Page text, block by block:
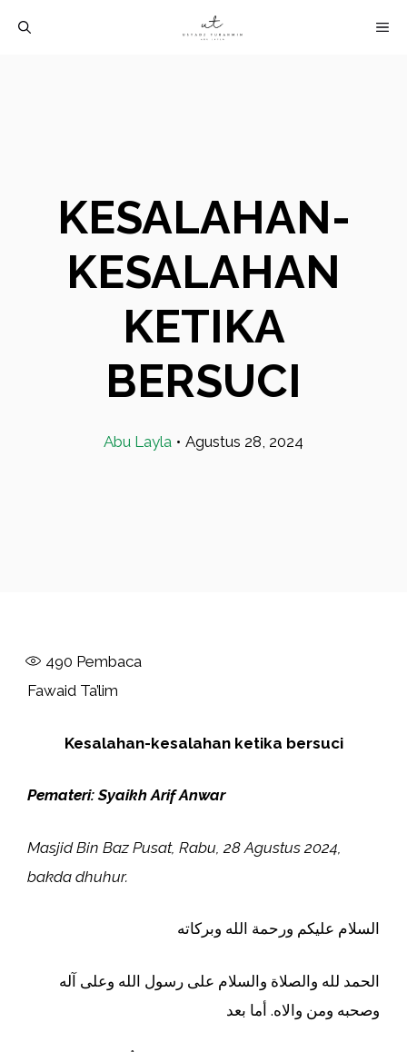
KESALAHAN-
KESALAHAN
KETIKA
BERSUCI
Abu Layla • Agustus 28, 2024
490 Pembaca
Fawaid Ta’lim
Kesalahan-kesalahan ketika bersuci
Pemateri: Syaikh Arif Anwar
Masjid Bin Baz Pusat, Rabu, 28 Agustus 2024,
bakda dhuhur.
السلام عليكم ورحمة الله وبركاته
الحمد لله والصلاة والسلام على رسول الله وعلى آله
وصحبه ومن والاه. أما بعد